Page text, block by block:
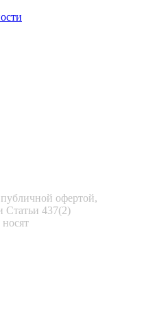
офертой,
Статьи 437(2)